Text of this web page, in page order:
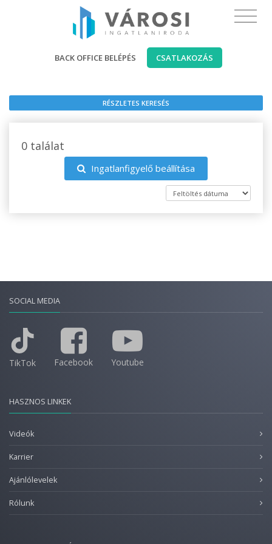
BACK OFFICE BELÉPÉS CSATLAKOZÁS
RÉSZLETES KERESÉS
0 találat
Ingatlanfigyelő beállítása
SOCIAL MEDIA
TikTok Facebook Youtube
HASZNOS LINKEK
Videók
Karrier
Ajánlólevelek
Rólunk